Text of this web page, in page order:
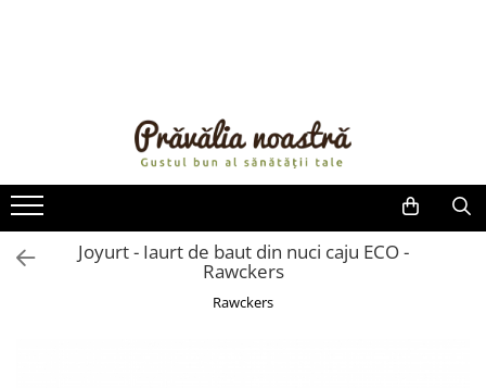
ULEIURI ȘI UNTURI
MĂSLINE
NUCI ȘI SEMINȚE
FRUCTE DESHIDRATATE
ÎNDULCITORI NATURALI / MIERE
Joyurt - Iaurt de baut din nuci caju ECO -
Rawckers
Rawckers